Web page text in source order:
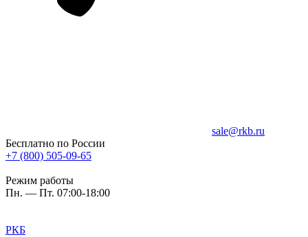
sale@rkb.ru
Бесплатно по России
+7 (800) 505-09-65
Режим работы
Пн. — Пт. 07:00-18:00
РКБ